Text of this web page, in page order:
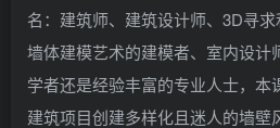
名：建筑师、建筑设计师、3D寻
墙体建模艺术的建模者、室内设计
学者还是经验丰富的专业人士，本
建筑项目创建多样化且迷人的墙壁